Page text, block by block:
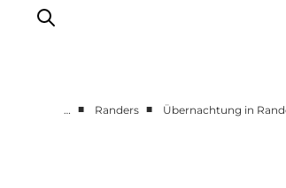
… ■ Randers ■ Übernachtung in